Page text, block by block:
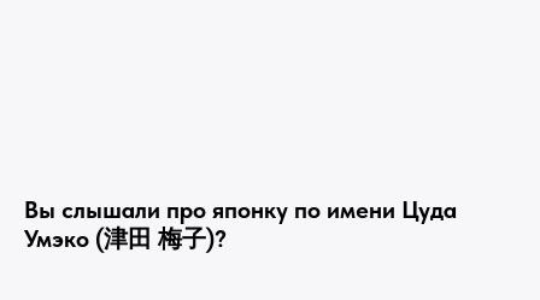
Вы слышали про японку по имени Цуда
Умэко (津田 梅子)?